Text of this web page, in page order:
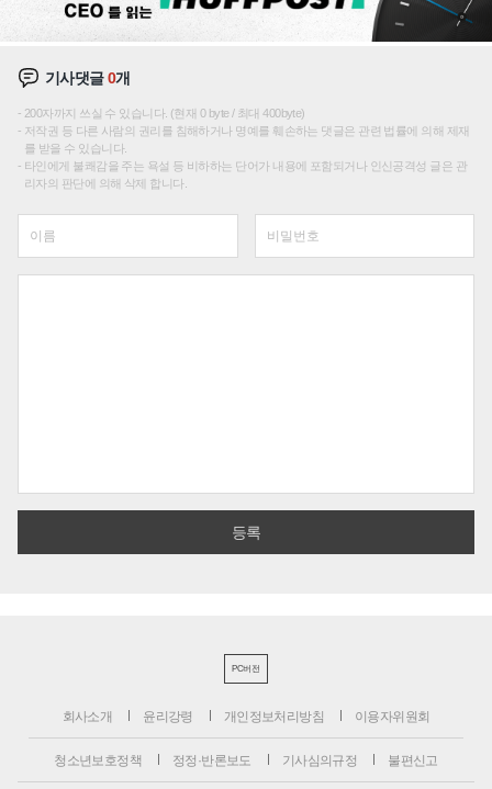
기사댓글0개
200자까지 쓰실 수 있습니다. (현재 0 byte / 최대 400byte)
저작권 등 다른 사람의 권리를 침해하거나 명예를 훼손하는 댓글은 관련 법률에 의해 제재
를 받을 수 있습니다.
타인에게 불쾌감을 주는 욕설 등 비하하는 단어가 내용에 포함되거나 인신공격성 글은 관
리자의 판단에 의해 삭제 합니다.
PC버전
회사소개 윤리강령 개인정보처리방침 이용자위원회
청소년보호정책 정정·반론보도 기사심의규정 불편신고